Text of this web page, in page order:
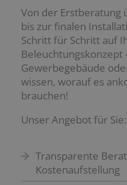
Von der Erstberatung
bis zur finalen
Schritt für Schritt auf
Beleuchtungskonzept
Gewerbegebäude
wissen, worauf es
brauchen!
Unser Angebot für Sie:
Transparente
Kostenaufstellung